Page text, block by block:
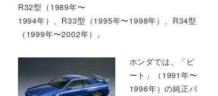
R32型（1989年〜
1994年）、R33型（1995年〜1998年）、R34型
（1999年〜2002年）。
ホンダでは、「ビ
ート」（1991年〜
1996年）の純正パ